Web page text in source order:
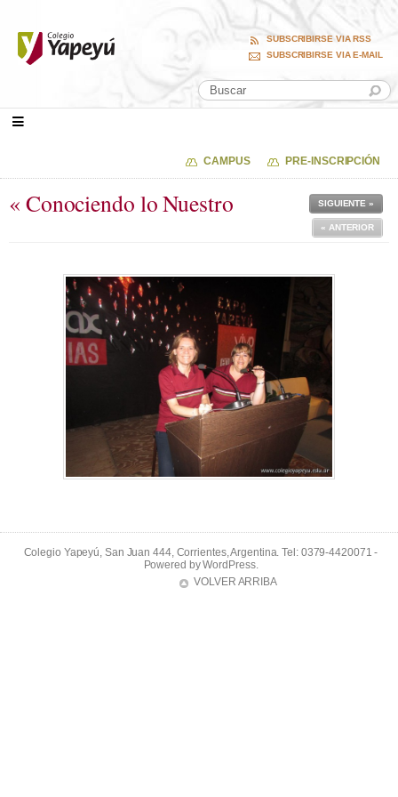
SUBSCRIBIRSE VIA RSS
SUBSCRIBIRSE VIA E-MAIL
CAMPUS PRE-INSCRIPCIÓN
« Conociendo lo Nuestro SIGUIENTE »
« ANTERIOR
Colegio Yapeyú, San Juan 444, Corrientes, Argentina. Tel: 0379-4420071 -
Powered byWordPress.
VOLVER ARRIBA